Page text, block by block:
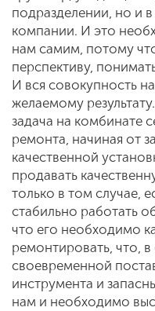
подразделении, но и
компании. И это
нам самим, потому
перспективу,
И вся совокупность
желаемому
задача на комбинате
ремонта, начиная от
качественной
продавать
только в том случае,
стабильно работать
что его необходимо
ремонтировать, что,
своевременной
инструмента и
нам и необходимо